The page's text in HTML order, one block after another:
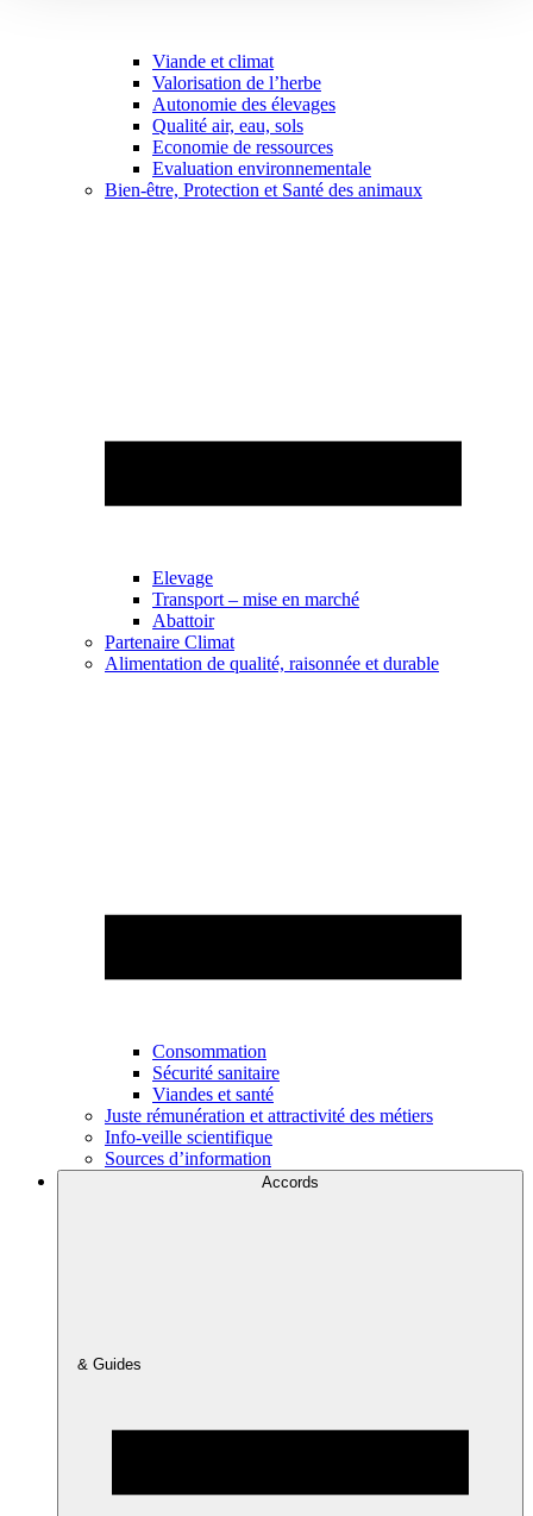
Viande et climat
Valorisation de l’herbe
Autonomie des élevages
Qualité air, eau, sols
Economie de ressources
Evaluation environnementale
Bien-être, Protection et Santé des animaux
Elevage
Transport – mise en marché
Abattoir
Partenaire Climat
Alimentation de qualité, raisonnée et durable
Consommation
Sécurité sanitaire
Viandes et santé
Juste rémunération et attractivité des métiers
Info-veille scientifique
Sources d’information
Accords
& Guides